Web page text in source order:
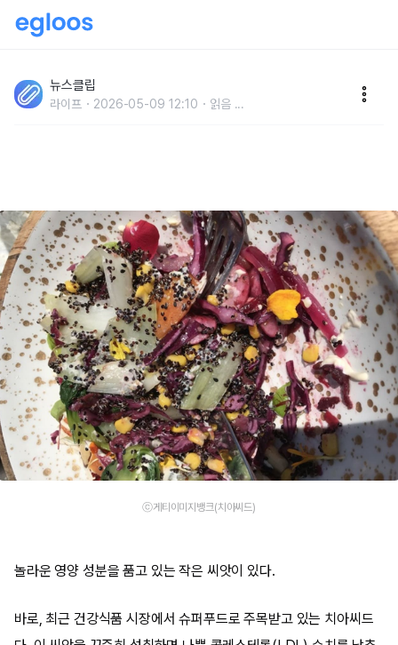
건강 동시에 챙길 수 있는 검정색 '작은 씨앗' 정체
뉴스클립
라이프 2026-05-09 12:10 읽음 ...
ⓒ게티이미지뱅크(치아씨드)
놀라운 영양 성분을 품고 있는 작은 씨앗이 있다.
바로, 최근 건강식품 시장에서 슈퍼푸드로 주목받고 있는 치아씨드